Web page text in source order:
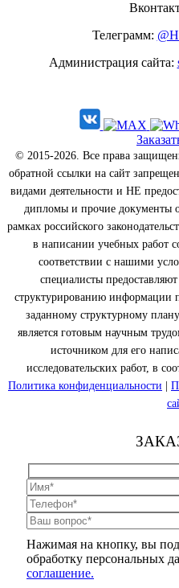
Телеграмм:
Администрация сайта:
© 2015-2026. Все права
обратной ссылки на сайт
видами деятельности и НЕ
дипломы и прочие документы
рамках российского
в написании учебных работ
соответствии с нашими
специалисты
структурированию информации
заданному структурному
является готовым научным
источником для его
исследовательских работ, в
Политика конфиденциальности |
Нажимая на кнопку, вы
обработку персональных
соглашение.